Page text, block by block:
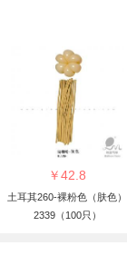
￥42.8
土耳其260-裸粉色（肤色）
2339（100只）